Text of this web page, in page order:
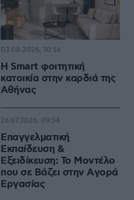
Η Smart φοιτητική
κατοικία στην καρδιά της
Αθήνας
03.08.2026, 10:56
Επαγγελματική
Εκπαίδευση &
Εξειδίκευση: Το Mοντέλο
που σε Bάζει στην Aγορά
Eργασίας
26.07.2026, 09:54